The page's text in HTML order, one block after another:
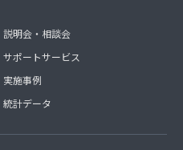
説明会・相談会
サポートサービス
実施事例
統計データ